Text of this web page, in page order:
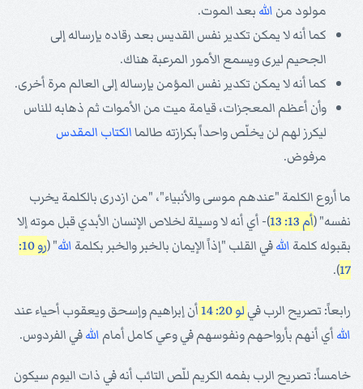
مولود من الله بعد الموت.
كما أنه لا يمكن تكدير نفس القديس بعد رقاده بإرساله إلى
الجحيم ليرى ويسمع الأمور المرعبة هناك.
كما أنه لا يمكن تكدير نفس المؤمن بإرساله إلى العالم مرة أخرى.
وأن أعظم المعجزات، قيامة ميت من الأموات ثم ذهابه للناس
ليكرز لهم لن يخلّص واحداً بكرازته طالماالكتاب المقدس
مرفوض.
ما أروع الكلمة "عندهم موسى والأنبياء"، "من ازدرى بالكلمة يخرب
نفسه" (أم 13: 13
)- أي أنه لا وسيلة لخلاص الإنسان الأبدي قبل موته إلا
بقبوله كلمة اللهفي القلب "إذاً الإيمان بالخبر والخبر بكلمة الله" (
رو 10:
17
).
رابعاً: تصريح الرب في لو 20: 14
أن إبراهيم وإسحق ويعقوب أحياء عند
الله أي أنهم بأرواحهم ونفوسهم في وعي كامل أمام اللهفي الفردوس.
خامساً: تصريح الرب بفمه الكريم للّص التائب أنه في ذات اليوم سيكون